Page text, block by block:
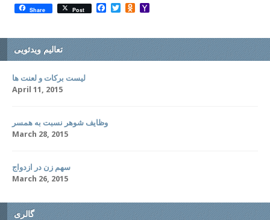
Share Post Facebook
TwitterOdnoklassniki
تعالیم ویدئویی
لیست برکات و لعنت ها
April 11, 2015
وظایف شوهر نسبت به همسر
March 28, 2015
سهم زن در ازدواج
March 26, 2015
گالری